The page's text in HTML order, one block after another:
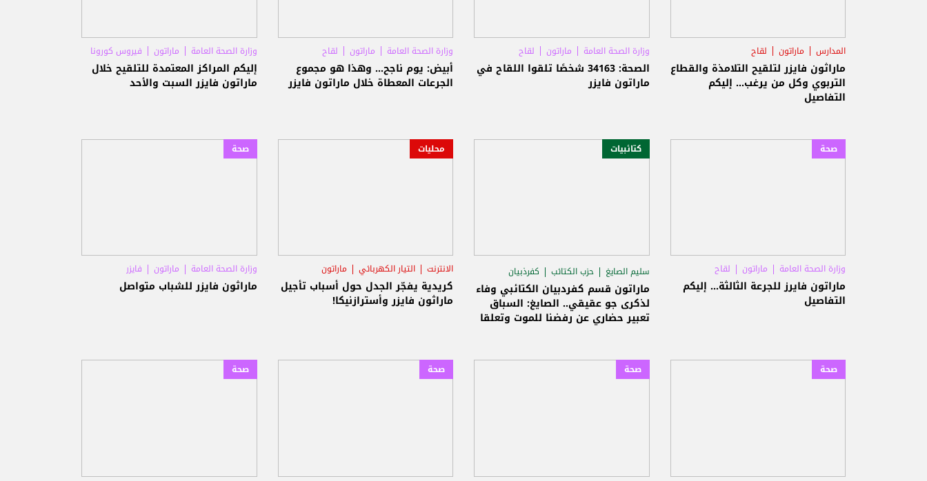
المدارس ماراتون لقاح
ماراثون فايزر لتلقيح التلامذة والقطاع
التربوي وكل من يرغب... إليكم
التفاصيل
وزارة الصحة العامة ماراتون لقاح
الصحة: 34163 شخصًا تلقوا اللقاح في
ماراتون فايزر
وزارة الصحة العامة ماراتون لقاح
أبيض: يوم ناجح... وهذا هو مجموع
الجرعات المعطاة خلال ماراتون فايزر
وزارة الصحة العامة ماراتون فيروس كورونا
إليكم المراكز المعتمدة للتلقيح خلال
ماراتون فايزر السبت والأحد
صحة
وزارة الصحة العامة ماراتون لقاح
ماراتون فايرز للجرعة الثالثة... إليكم
التفاصيل
كتائبيات
سليم الصايغ حزب الكتائب كفرذبيان
ماراتون قسم كفردبيان الكتائبي وفاء
لذكرى جو عقيقي.. الصايغ: السباق
تعبير حضاري عن رفضنا للموت وتعلقا
محليات
الانترنت التيار الكهربائي ماراتون
كريدية يفجّر الجدل حول أسباب تأجيل
ماراثون فايزر وأسترازنيكا!
صحة
وزارة الصحة العامة ماراتون فايزر
ماراثون فايزر للشباب متواصل
صحة صحة صحة صحة